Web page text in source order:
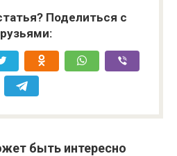
Поделиться с
быть интересно